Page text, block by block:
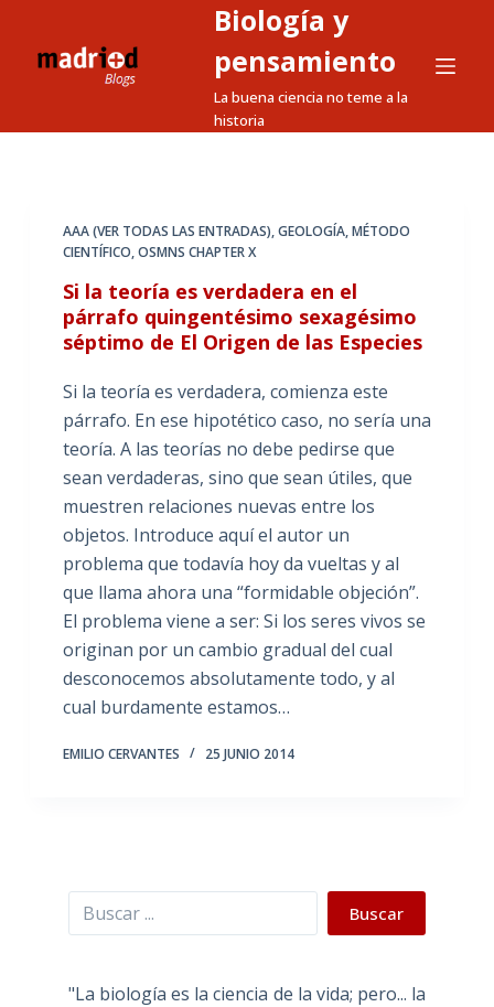
a
Biología y
pensamiento
La buena ciencia no teme a la
historia
AAA (VER TODAS LAS ENTRADAS),GEOLOGÍA,MÉTODO
CIENTÍFICO,OSMNS CHAPTER X
Si la teoría es verdadera en el
párrafo quingentésimo sexagésimo
séptimo de El Origen de las Especies
Si la teoría es verdadera, comienza este
párrafo. En ese hipotético caso, no sería una
teoría. A las teorías no debe pedirse que
sean verdaderas, sino que sean útiles, que
muestren relaciones nuevas entre los
objetos. Introduce aquí el autor un
problema que todavía hoy da vueltas y al
que llama ahora una “formidable objeción”.
El problema viene a ser: Si los seres vivos se
originan por un cambio gradual del cual
desconocemos absolutamente todo, y al
cual burdamente estamos…
EMILIO CERVANTES 25 JUNIO 2014
Buscar Buscar
"La biología es la ciencia de la vida; pero... la